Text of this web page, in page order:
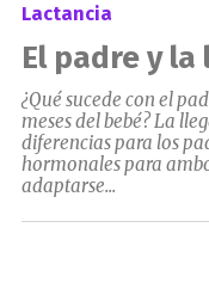
Lactancia
El padre y
¿Qué sucede con el
meses del bebé? La
diferencias para los
hormonales para
adaptarse...